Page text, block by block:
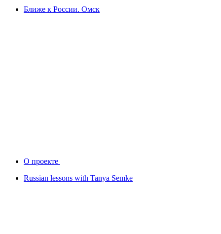
Ближе к России. Омск
О проекте
Russian lessons with Tanya Semke